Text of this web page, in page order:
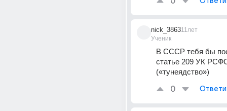
nick_3863
Ученик
11лет
В СССР тебя бы
статье 209 УК
(«тунеядство»)
0